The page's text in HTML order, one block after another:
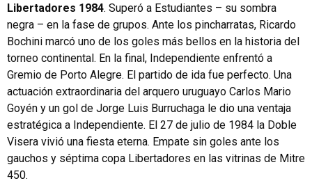
Libertadores 1984. Superó a Estudiantes – su sombra
negra – en la fase de grupos. Ante los pincharratas, Ricardo
Bochini marcó uno de los goles más bellos en la historia del
torneo continental. En la final, Independiente enfrentó a
Gremio de Porto Alegre. El partido de ida fue perfecto. Una
actuación extraordinaria del arquero uruguayo Carlos Mario
Goyén y un gol de Jorge Luis Burruchaga le dio una ventaja
estratégica a Independiente. El 27 de julio de 1984 la Doble
Visera vivió una fiesta eterna. Empate sin goles ante los
gauchos y séptima copa Libertadores en las vitrinas de Mitre
450.